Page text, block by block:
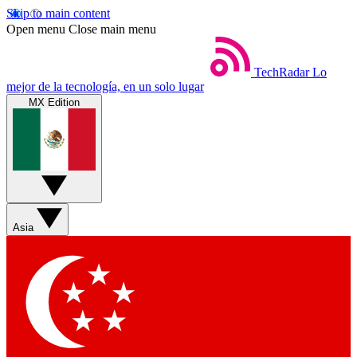
Skip to main content
Open menu Close main menu
TechRadar Lo
mejor de la tecnología, en un solo lugar
MX Edition
Asia